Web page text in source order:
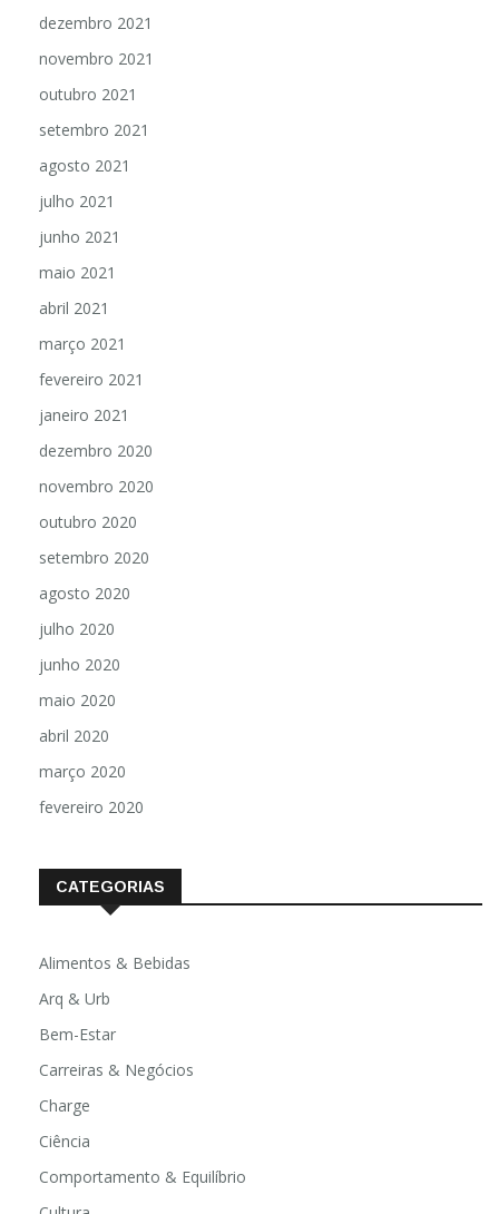
dezembro 2021
novembro 2021
outubro 2021
setembro 2021
agosto 2021
julho 2021
junho 2021
maio 2021
abril 2021
março 2021
fevereiro 2021
janeiro 2021
dezembro 2020
novembro 2020
outubro 2020
setembro 2020
agosto 2020
julho 2020
junho 2020
maio 2020
abril 2020
março 2020
fevereiro 2020
CATEGORIAS
Alimentos & Bebidas
Arq & Urb
Bem-Estar
Carreiras & Negócios
Charge
Ciência
Comportamento & Equilíbrio